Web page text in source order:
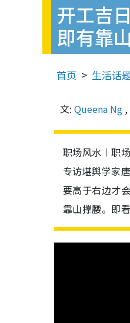
开工吉
即有靠山
首页 生活话
文: Queena Ng ,
职场风水︱职
专访堪舆学家
要高于右边才
靠山撑腰。即